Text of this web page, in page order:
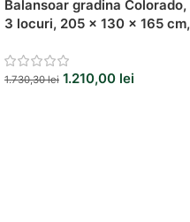
Balansoar gradina Colorado,
3 locuri, 205 x 130 x 165 cm,
1.730,30lei 1.210,00 lei